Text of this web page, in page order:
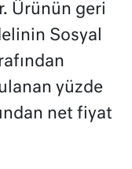
Ürünün geri
Sosyal
yüzde
net fiyat